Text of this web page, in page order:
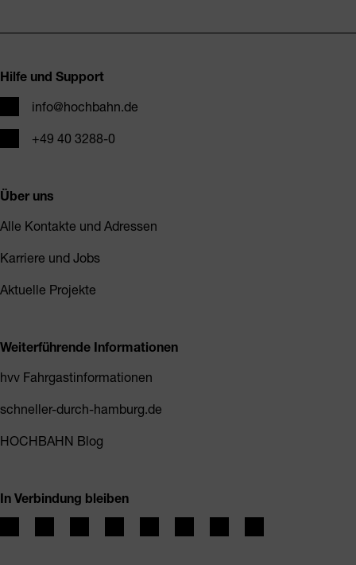
Hilfe und Support
E-Mailinfo@hochbahn.de
Telefon+49 40 3288-0
Über uns
Alle Kontakte und Adressen
Karriere und Jobs
Aktuelle Projekte
Weiterführende Informationen
hvv Fahrgastinformationen
schneller-durch-hamburg.de
HOCHBAHN Blog
In Verbindung bleiben